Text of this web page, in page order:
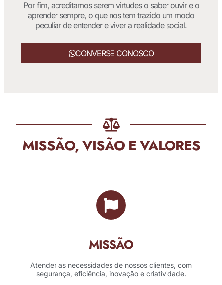
Por fim, acreditamos serem virtudes o saber ouvir e o
aprender sempre, o que nos tem trazido um modo
peculiar de entender e viver a realidade social.
CONVERSE CONOSCO
MISSÃO, VISÃO E VALORES
MISSÃO
Atender as necessidades de nossos clientes, com
segurança, eficiência, inovação e criatividade.